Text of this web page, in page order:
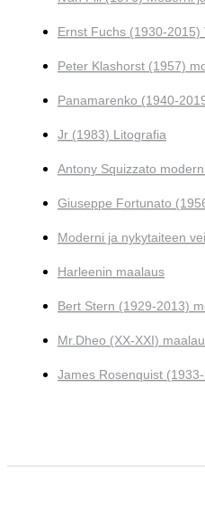
Ernst Fuchs (1930-2015)
Peter Klashorst (1957)
Panamarenko (1940-
Jr (1983) Litografia
Antony Squizzato
Giuseppe Fortunato
Moderni ja nykytaiteen
Harleenin maalaus
Bert Stern (1929-2013)
Mr.Dheo (XX-XXI)
James Rosenquist